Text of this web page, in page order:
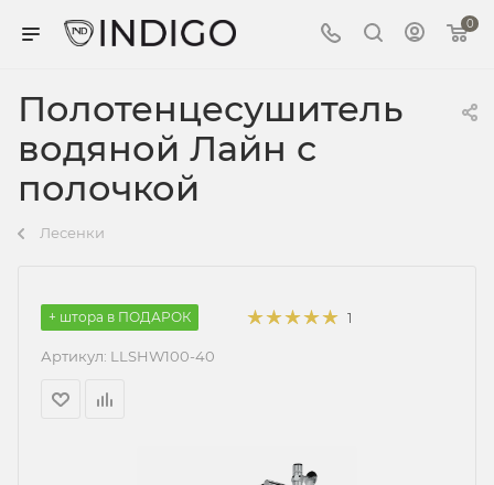
0
Полотенцесушитель
водяной Лайн с
полочкой
Лесенки
+ штора в ПОДАРОК 1
Артикул: LLSHW100-40